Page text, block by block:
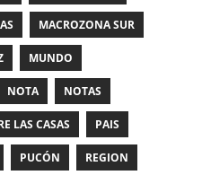
MACROZONA SUR
MUNDO
NOTA NOTAS
LAS CASAS PAIS
PUCÓN REGION